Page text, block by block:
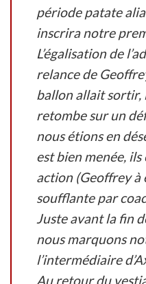
période patate
inscrira notre
L’égalisation de
relance de
ballon allait sortir,
retombe sur un
nous étions en
est bien menée,
action (Geoffrey à
soufflante par
Juste avant la fin
nous marquons
l’intermédiaire
Au retour du